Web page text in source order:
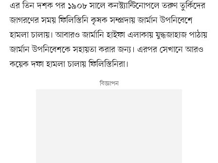
এর তিন দশক পর ১৯০৮ সালে কনস্ট্যান্টিনোপলে তরুণ তুর্কিদের
জাগরণের সময় ফিলিস্তিনি কৃষক সম্প্রদায় জার্মান উপনিবেশে
হামলা চালায়। আবারও জার্মানি হাইফা এলাকায় যুদ্ধজাহাজ পাঠায়
জার্মান উপনিবেশকে সহায়তা করার জন্য। এরপর সেখানে আরও
কয়েক দফা হামলা চালায় ফিলিস্তিনিরা।